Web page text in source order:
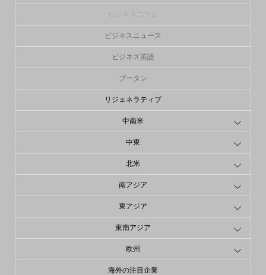
ビジネスコラム
ビジネスニュース
ビジネス英語
ブータン
リジェネラティブ
中南米
中東
北米
南アジア
東アジア
東南アジア
欧州
海外の注目企業